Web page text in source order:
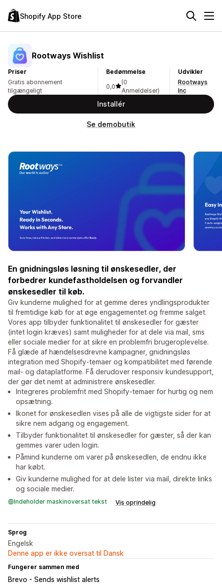
Shopify App Store
Rootways Wishlist
Priser
Gratis abonnement
tilgængeligt
Bedømmelse
0,0
(0
Anmeldelser)
Udvikler
Rootways
Inc
Installér
Se demobutik
En gnidningsløs løsning til ønskesedler, der
forbedrer kundefastholdelsen og forvandler
ønskesedler til køb.
Giv kunderne mulighed for at gemme deres yndlingsprodukter
til fremtidige køb for at øge engagementet og fremme salget.
Vores app tilbyder funktionalitet til ønskesedler for gæster
(intet login kræves) samt muligheder for at dele via mail, sms
eller sociale medier for at sikre en problemfri brugeroplevelse.
Få glæde af hændelsesdrevne kampagner, gnidningsløs
integration med Shopify-temaer og kompatibilitet med førende
mail- og dataplatforme. Få derudover responsiv kundesupport,
der gør det nemt at administrere ønskesedler.
Integreres problemfrit med Shopify-temaer for hurtig og nem
opsætning.
Ikonet for ønskesedlen vises på alle de vigtigste sider for at
sikre nem adgang og engagement.
Tilbyder funktionalitet til ønskesedler for gæster, så der kan
gemmes varer uden login.
Påmind kunderne om varer på ønskesedlen, de endnu ikke
har købt.
Giv kunderne mulighed for at dele lister via mail, direkte links
og sociale medier.
Indeholder maskinoversat tekst Vis oprindelig
Sprog
Engelsk
Denne app er ikke oversat til Dansk
Fungerer sammen med
Brevo - Sends wishlist alerts